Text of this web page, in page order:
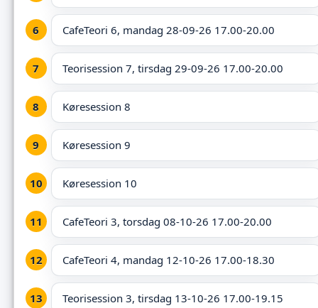
CafeTeori 6, mandag 28-09-26 17.00-20.00
Teorisession 7, tirsdag 29-09-26 17.00-20.00
Køresession 8
Køresession 9
Køresession 10
CafeTeori 3, torsdag 08-10-26 17.00-20.00
CafeTeori 4, mandag 12-10-26 17.00-18.30
Teorisession 3, tirsdag 13-10-26 17.00-19.15